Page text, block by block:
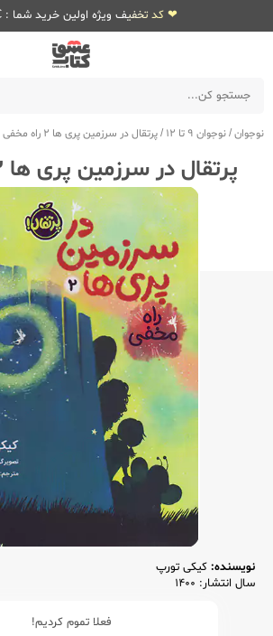
❤ کد تخفیف ویژه اولین خرید شما : KLC ❤
نوجوان/نوجوان 9 تا 12 /پرتقال در سرزمین پری ها 2 راه مخفی
پرتقال در سرزمین پری ها 2 راه مخفی
نویسنده: کیکی تورپ
سال انتشار: 1400
فعلا تموم کردیم!